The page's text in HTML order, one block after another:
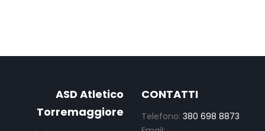
ASD Atletico
Torremaggiore
CONTATTI
Telefono: 380 698 8873